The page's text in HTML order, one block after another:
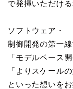
で発揮いただけ
ソフトウェア・
制御開発の第一
「モデルベース
「よりスケール
といった想いを